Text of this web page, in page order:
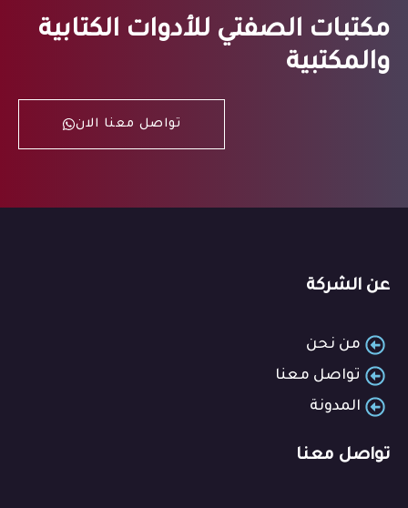
مكتبات الصفتي للأدوات الكتابية
والمكتبية
تواصل معنا الان
عن الشركة
من نحن
تواصل معنا
المدونة
تواصل معنا